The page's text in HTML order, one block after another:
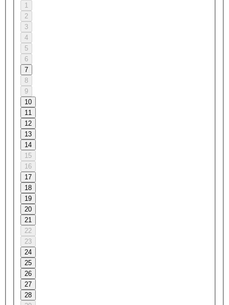
1
2
3
4
5
6
7
8
9
10
11
12
13
14
15
16
17
18
19
20
21
22
23
24
25
26
27
28